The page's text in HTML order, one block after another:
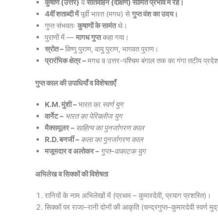
कुषाण (उत्तर) वसातवाहन (दक्षिण) सीमित प्रभाव में रहे।
4वीं शताब्दी मेंपूर्वी भारत (मगध) से गुप्त वंश का उदय।
गुप्त संभवतः कुषाणों के सामंतथे।
पुराणों में — मागध गुप्तकहा गया।
स्रोत –विष्णु पुराण, वायु पुराण, भागवत पुराण।
प्रारंभिक क्षेत्र –मगध व उत्तर-पश्चिम बंगाल तक का गंगा तटीय
गुप्त काल की उपाधियाँ व विशेषताएँ
K.M. मुंशी –भारत का स्वर्ण युग
वार्नेट – भारत का पेरिक्लीज युग
मैक्समूलर – साहित्य का पुनर्जागरण काल
R.D. बनर्जी – कला का पुनर्जागरण काल
मजूमदार व अल्तेकर – गुप्त–वाकाटक युग
अभिलेख व सिक्कों की विशेषता
रानियों के नाम अभिलेखों में (प्रथम – कुमारदेवी, प्रयाग प्रशस्ति)।
सिक्कों पर राजा–रानी दोनों की आकृति (चन्द्रगुप्त–कुमारदेवी स्वर्ण